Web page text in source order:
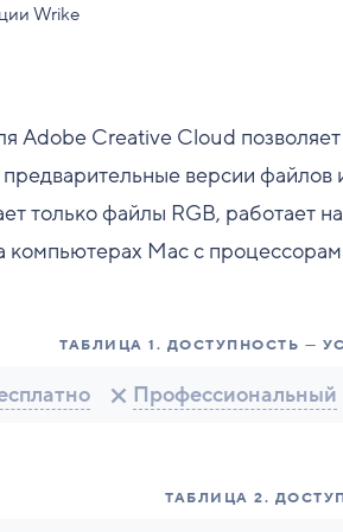
Wrike
Adobe Creative Cloud позволяет
предварительные версии
только файлы RGB, работает на
компьютерах Mac с
ТАБЛИЦА 1. ДОСТУПНОСТЬ —
Профессиональный
ТАБЛИЦА 2.